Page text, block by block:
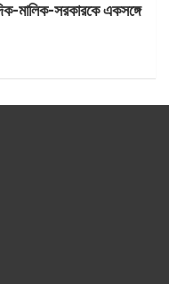
মালিক-সরকারকে একসঙ্গে